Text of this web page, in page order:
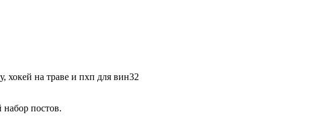
хокей на траве и пхп для вин32
постов.